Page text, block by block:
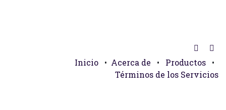
Inicio • Acerca de • Productos
•
Términos de los Servicios